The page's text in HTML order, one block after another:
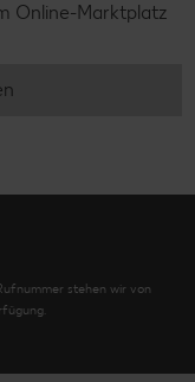
Online-Marktplatz
stehen wir von